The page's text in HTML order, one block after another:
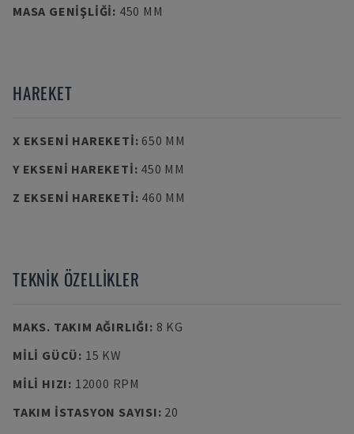
MASA GENIŞLIĞI: 450 MM
HAREKET
X EKSENI HAREKETI: 650 MM
Y EKSENI HAREKETI: 450 MM
Z EKSENI HAREKETI: 460 MM
TEKNIK ÖZELLIKLER
MAKS. TAKIM AĞIRLIĞI: 8 KG
MILI GÜCÜ: 15 KW
MILI HIZI: 12000 RPM
TAKIM ISTASYON SAYISI: 20